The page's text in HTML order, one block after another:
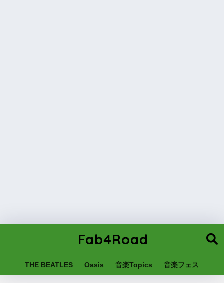
Fab4Road
THE BEATLES Oasis 音楽Topics 音楽フェス